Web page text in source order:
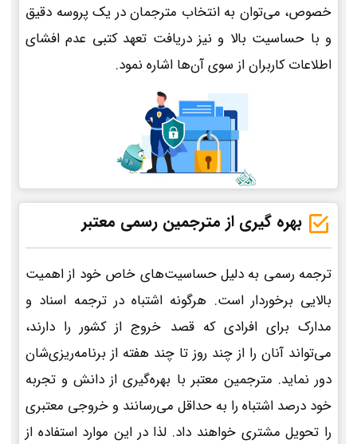
خصوص، می‌توان به انتخاب مترجمان در یک پروسه دقیق
و با حساسیت بالا و نیز دریافت تعهد کتبی عدم افشای
اطلاعات کاربران از سوی آن‌ها اشاره نمود.
بهره گیری از مترجمین رسمی معتبر
ترجمه رسمی به دلیل حساسیت‌های خاص خود از اهمیت
بالایی برخوردار است. هرگونه اشتباه در ترجمه اسناد و
مدارک برای افرادی که قصد خروج از کشور را دارند،
می‌تواند آنان را از چند روز تا چند هفته از برنامه‌ریزی‌شان
دور نماید. مترجمین معتبر با بهره‌گیری از دانش و تجربه
خود درصد اشتباه را به حداقل می‌رسانند و خروجی معتبری
را تحویل مشتری خواهند داد. لذا در این موارد استفاده از